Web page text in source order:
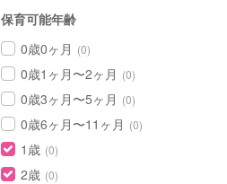
保育可能年齢
0歳0ヶ月 (0)
0歳1ヶ月〜2ヶ月 (0)
0歳3ヶ月〜5ヶ月 (0)
0歳6ヶ月〜11ヶ月 (0)
1歳 (0)
2歳 (0)